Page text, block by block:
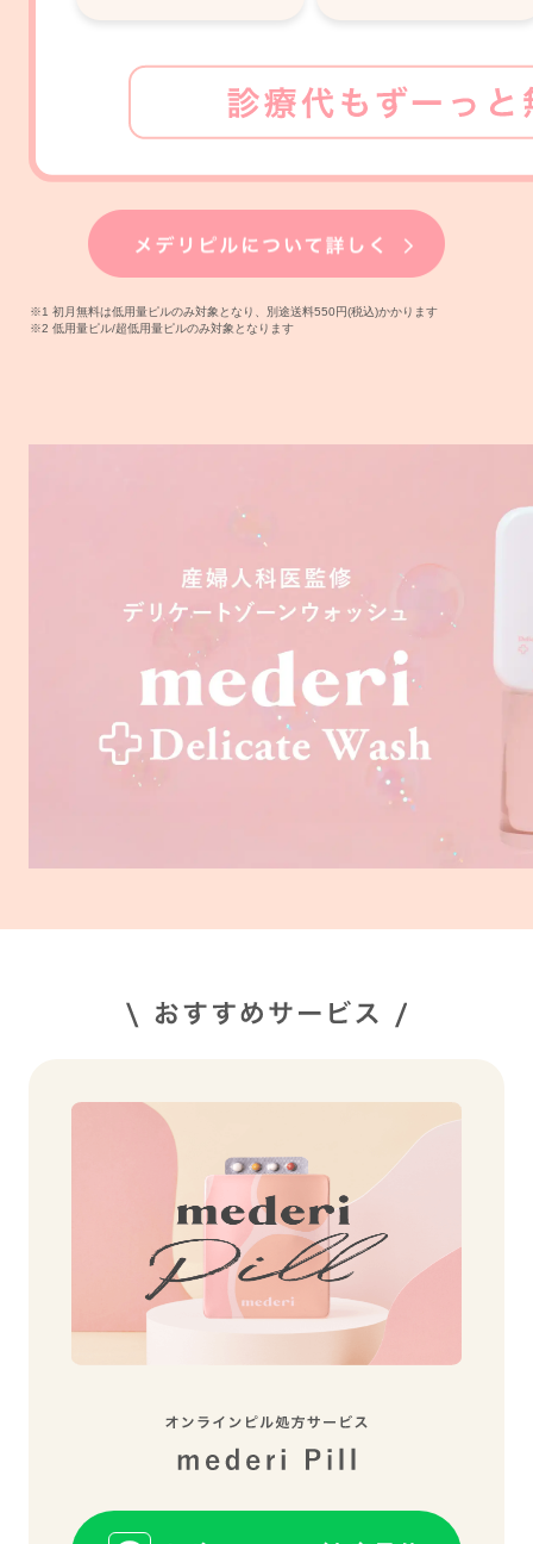
※1 初月無料は低用量ピルのみ対象となり、別途送料550円(税込)かかります
※2 低用量ピル/超低用量ピルのみ対象となります